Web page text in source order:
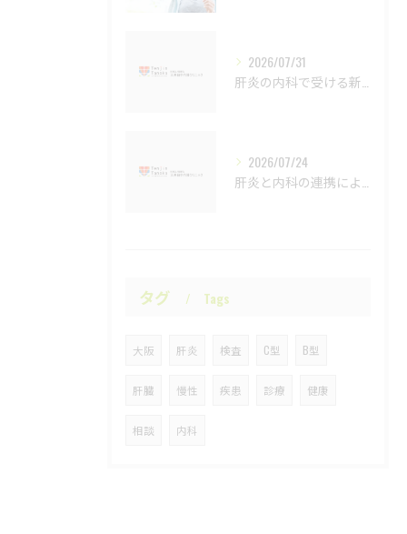
2026/07/31
2026/07/24
タグ Tags
大阪 肝炎 検査 C型 B型
肝臓 慢性 疾患 診療 健康
相談 内科